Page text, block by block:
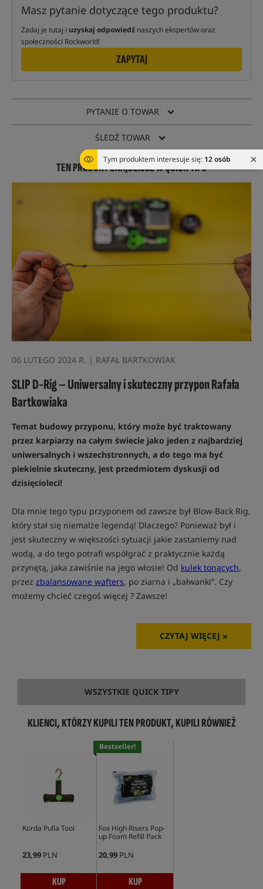
Tym produktem interesuje się: 12 osób
Masz pytanie dotyczące tego produktu?
Zadaj je tutaj i uzyskaj odpowiedź naszych ekspertów oraz
społeczności Rockworld!
ZAPYTAJ
PYTANIE O TOWAR
ŚLEDŹ TOWAR
TEN PRODUKT ZNAJDZIESZ W QUICK TIPS
06 LUTEGO 2024 R. | RAFAŁ BARTKOWIAK
SLIP D-Rig – Uniwersalny i skuteczny przypon Rafała
Bartkowiaka
Temat budowy przyponu, który może być traktowany
przez karpiarzy na całym świecie jako jeden z najbardziej
uniwersalnych i wszechstronnych, a do tego ma być
piekielnie skuteczny, jest przedmiotem dyskusji od
dzisięcioleci!
Dla mnie tego typu przyponem od zawsze był Blow-Back Rig,
który stał się niemalże legendą! Dlaczego? Ponieważ był i
jest skuteczny w większości sytuacji jakie zastaniemy nad
wodą, a do tego potrafi współgrać z praktycznie każdą
przynętą, jaka zawiśnie na jego włosie! Od kulek tonących,
przez zbalansowane wafters, po ziarna i „bałwanki”. Czy
możemy chcieć czegoś więcej ? Zawsze!
CZYTAJ WIĘCEJ »
WSZYSTKIE QUICK TIPY
KLIENCI, KTÓRZY KUPILI TEN PRODUKT, KUPILI RÓWNIEŻ
Korda Pulla Tool
23,99 PLN
KUP
Bestseller!
Fox High Risers Pop-
up Foam Refill Pack
20,99 PLN
KUP